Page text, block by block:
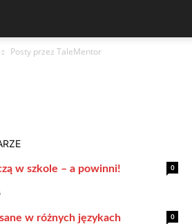
Posty przez TaleMentor
0
w szkole – a powinni!
0
w różnych językach